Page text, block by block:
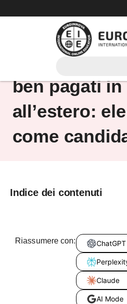
al
Lavori senza
ben pagati in
all’estero:
come
Indice dei contenuti
Riassumere con: ChatGPT
Claude
AI Mode